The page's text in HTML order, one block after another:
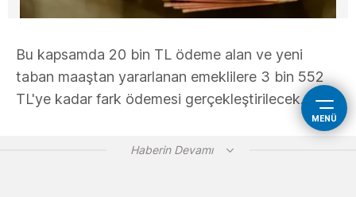
MENÜ
Bu kapsamda 20 bin TL ödeme alan ve yeni
taban maaştan yararlanan emeklilere 3 bin 552
TL'ye kadar fark ödemesi gerçekleştirilecek.
Haberin Devamı